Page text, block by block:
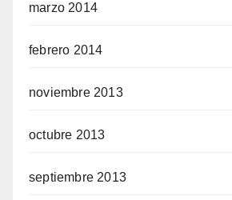
marzo 2014
febrero 2014
noviembre 2013
octubre 2013
septiembre 2013